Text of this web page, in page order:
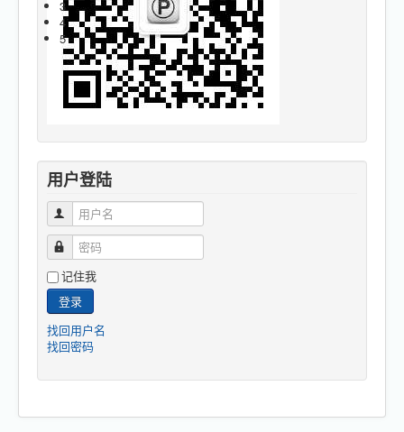
3
4
5
用户登陆
用户名
密码
记住我
登录
找回用户名
找回密码